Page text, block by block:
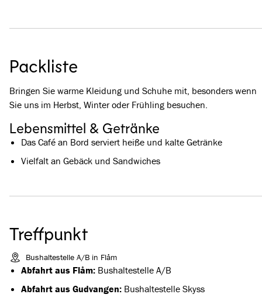
Packliste
Bringen Sie warme Kleidung und Schuhe mit, besonders wenn
Sie uns im Herbst, Winter oder Frühling besuchen.
Lebensmittel & Getränke
Das Café an Bord serviert heiße und kalte Getränke
Vielfalt an Gebäck und Sandwiches
Treffpunkt
Bushaltestelle A/B in Flåm
Abfahrt aus Flåm: Bushaltestelle A/B
Abfahrt aus Gudvangen: Bushaltestelle Skyss